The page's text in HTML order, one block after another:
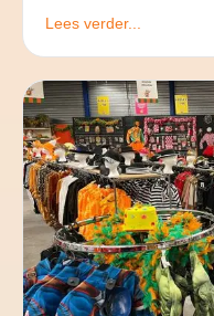
Lees verder...